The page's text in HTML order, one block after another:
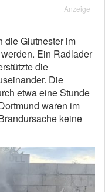
Anzeige
die Glutnester im
Ein Radlader
die
Die
etwa eine Stunde
waren im
keine